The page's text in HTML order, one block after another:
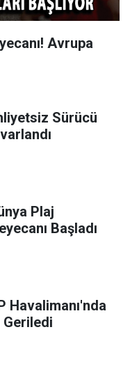
Avrupa
Sürücü
Plaj
Başladı
Havalimanı'nda
Geriledi